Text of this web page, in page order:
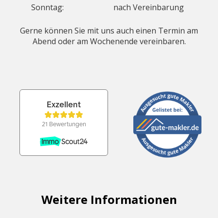
Sonntag:
nach Vereinbarung
Gerne können Sie mit uns auch einen Termin am
Abend oder am Wochenende vereinbaren.
Weitere Informationen